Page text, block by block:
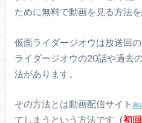
ために無料で動画を見る方法
仮面ライダージオウは放送回
ライダージオウの20話や過去
法があります。
その方法とは動画配信サイト
てしまうという方法です （初